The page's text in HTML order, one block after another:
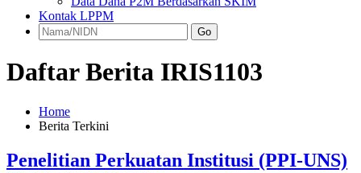
Kontak LPPM
Go
Daftar Berita IRIS1103
Home
Berita Terkini
Penelitian Perkuatan Institusi (PPI-UNS)